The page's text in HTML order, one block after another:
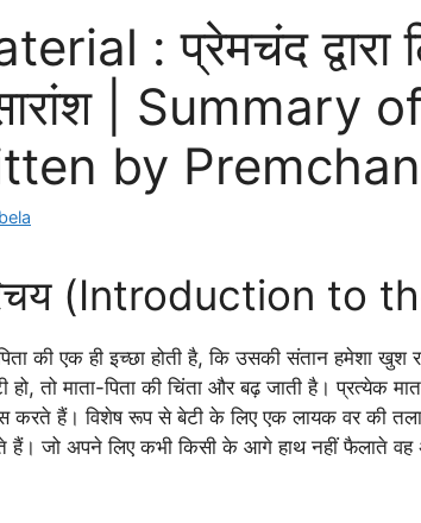
: प्रेमचंद द्वारा
| Summary
by
(Introduction to
की एक ही इच्छा होती है, कि उसकी संतान हमेशा
तो माता-पिता की चिंता और बढ़ जाती है। प्रत्येक
करते हैं। विशेष रूप से बेटी के लिए एक लायक वर की
हैं। जो अपने लिए कभी किसी के आगे हाथ नहीं फैलाते वह